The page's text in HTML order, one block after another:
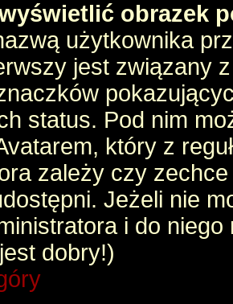
obrazek
użytkownika
jest związany
status. Pod nim
który z
zależy czy
Jeżeli nie
i do
dobry!)